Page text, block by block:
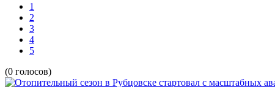
1
2
3
4
5
(0 голосов)